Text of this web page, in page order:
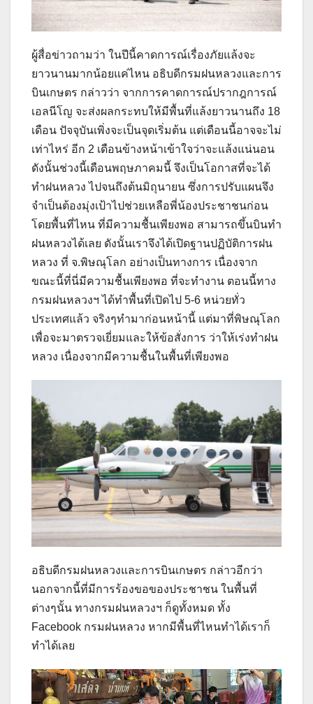
ผู้สื่อข่าวถามว่า ในปีนี้คาดการณ์เรื่องภัยแล้งจะ
ยาวนานมากน้อยแค่ไหน อธิบดีกรมฝนหลวงและการ
บินเกษตร กล่าวว่า จากการคาดการณ์ปรากฎการณ์
เอลนีโญ จะส่งผลกระทบให้มีพื้นที่แล้งยาวนานถึง 18
เดือน ปัจจุบันเพิ่งจะเป็นจุดเริ่มต้น แต่เดือนนี้อาจจะไม่
เท่าไหร่ อีก 2 เดือนข้างหน้าเข้าใจว่าจะแล้งแน่นอน
ดังนั้นช่วงนี้เดือนพฤษภาคมนี้ จึงเป็นโอกาสที่จะได้
ทำฝนหลวง ไปจนถึงต้นมิถุนายน ซึ่งการปรับแผนจึง
จำเป็นต้องมุ่งเป้าไปช่วยเหลือพี่น้องประชาชนก่อน
โดยพื้นที่ไหน ที่มีความชื้นเพียงพอ สามารถขึ้นบินทำ
ฝนหลวงได้เลย ดังนั้นเราจึงได้เปิดฐานปฏิบัติการฝน
หลวง ที่ จ.พิษณุโลก อย่างเป็นทางการ เนื่องจาก
ขณะนี้ที่นี่มีความชื้นเพียงพอ ที่จะทำงาน ตอนนี้ทาง
กรมฝนหลวงฯ ได้ทำพื้นที่เปิดไป 5-6 หน่วยทั่ว
ประเทศแล้ว จริงๆทำมาก่อนหน้านี้ แต่มาที่พิษณุโลก
เพื่อจะมาตรวจเยี่ยมและให้ข้อสั่งการ ว่าให้เร่งทำฝน
หลวง เนื่องจากมีความชื้นในพื้นที่เพียงพอ
อธิบดีกรมฝนหลวงและการบินเกษตร กล่าวอีกว่า
นอกจากนี้ที่มีการร้องขอของประชาชน ในพื้นที่
ต่างๆนั้น ทางกรมฝนหลวงฯ ก็ดูทั้งหมด ทั้ง
Facebook กรมฝนหลวง หากมีพื้นที่ไหนทำได้เราก็
ทำได้เลย
ตัว
เล่น